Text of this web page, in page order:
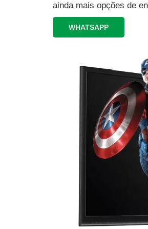
ainda mais opções de
WHATSAPP